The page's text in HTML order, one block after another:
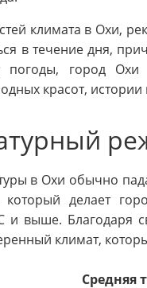
климата в Охи,
в течение дня,
погоды, город
красот,
в Охи обычно
который делает
и выше.
климат,
Средняя